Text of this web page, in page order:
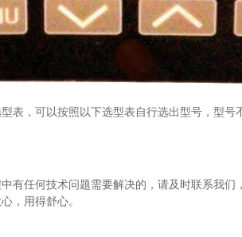
表，可以按照以下选型表自行选出型号，型
有任何技术问题需要解决的，请及时联系我
，用得舒心。